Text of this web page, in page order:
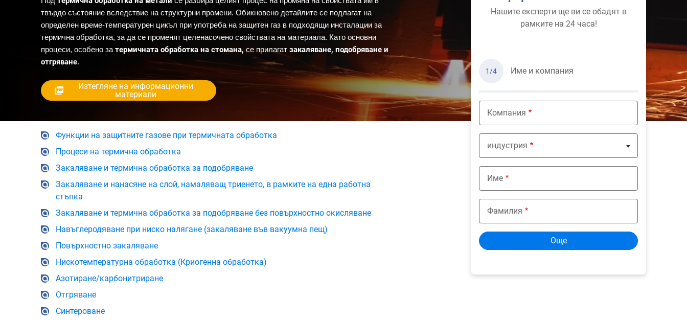
твърдо състояние вследствие на структурни промени. Oбикновено детайлите се подлагат на
определен време-температурен цикъл при употреба на защитен газ в подходящи инсталации за
термична обработка, за да се променят целенасочено свойствата на материала. Като основни
процеси, особено за термичната обработка на стомана, се прилагат закаляване, подобряване и
отгряване.
Изтегляне на информационни
материали
Функции на защитните газове при термичната обработка
Процеси на термична обработка
Закаляване и термична обработка за подобряване
Закаляване и нанасяне на слой, намаляващ триенето, в рамките на една работна
стъпка
Закаляване и термична обработка за подобряване без повърхностно окисляване
Навъглеродяване при ниско налягане (закаляване във вакуумна пещ)
Повърхностно закаляване
Нискотемпературна обработка (Криогенна обработка)
Азотиране/карбонитриране
Отгряване
Синтероване
Нашите експерти ще ви се обадят в
рамките на 24 часа!
1/4 Име и компания
Компания
индустрия
Nothing selected
Име
Фамилия